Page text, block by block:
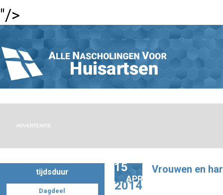
"/>
Nascholingen online (elearning)
Nascholingen op aanvraag (in-company)
Zoek op kaart
ADVERTENTIE
tijdsduur
Dagdeel
15
APR
2014
Vrouwen en